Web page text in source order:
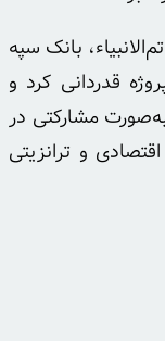
بانک سپه
قدردانی کرد و
مشارکتی در
و ترانزیتی